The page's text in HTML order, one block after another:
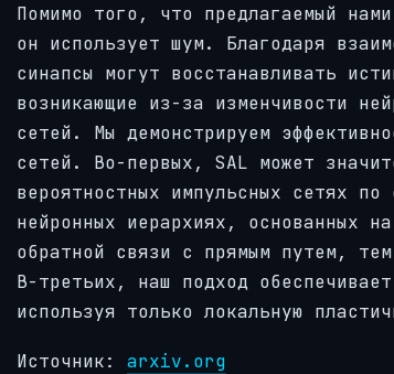
Помимо того, что предлагаемый
он использует шум. Благодаря
синапсы могут восстанавливать
возникающие из-за изменчивости
сетей. Мы демонстрируем
сетей. Во-первых, SAL может
вероятностных импульсных сетях
нейронных иерархиях, основанных
обратной связи с прямым путем,
В-третьих, наш подход
используя только локальную
Источник: arxiv.org